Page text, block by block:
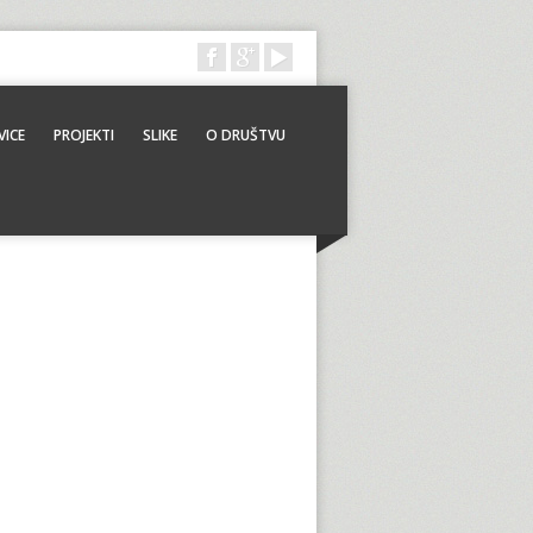
PROJEKTI SLIKE O DRUŠTVU